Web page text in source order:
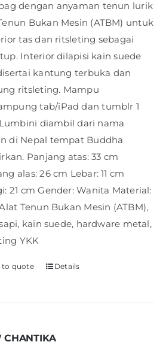
dengan anyaman tenun lurik
Bukan Mesin (ATBM) untuk
tas dan ritsleting sebagai
Interior dilapisi kain suede
kantung terbuka dan
ritsleting. Mampu
tab/iPad dan tumblr 1
diambil dari nama
di Nepal tempat Buddha
Panjang atas: 33 cm
alas: 26 cm Lebar: 11 cm
21 cm Gender: Wanita Material:
Tenun Bukan Mesin (ATBM),
kain suede, hardware metal,
YKK
to quote Details
CHANTIKA